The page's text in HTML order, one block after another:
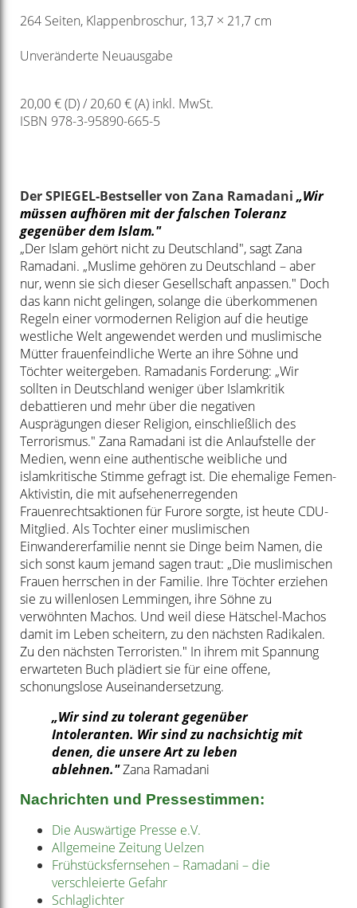
264 Seiten, Klappenbroschur, 13,7 × 21,7 cm
Unveränderte Neuausgabe
20,00 € (D) / 20,60 € (A) inkl. MwSt.
ISBN 978-3-95890-665-5
Der SPIEGEL-Bestseller von Zana Ramadani „Wir
müssen aufhören mit der falschen Toleranz
gegenüber dem Islam."
„Der Islam gehört nicht zu Deutschland", sagt Zana
Ramadani. „Muslime gehören zu Deutschland – aber
nur, wenn sie sich dieser Gesellschaft anpassen." Doch
das kann nicht gelingen, solange die überkommenen
Regeln einer vormodernen Religion auf die heutige
westliche Welt angewendet werden und muslimische
Mütter frauenfeindliche Werte an ihre Söhne und
Töchter weitergeben. Ramadanis Forderung: „Wir
sollten in Deutschland weniger über Islamkritik
debattieren und mehr über die negativen
Ausprägungen dieser Religion, einschließlich des
Terrorismus." Zana Ramadani ist die Anlaufstelle der
Medien, wenn eine authentische weibliche und
islamkritische Stimme gefragt ist. Die ehemalige Femen-
Aktivistin, die mit aufsehenerregenden
Frauenrechtsaktionen für Furore sorgte, ist heute CDU-
Mitglied. Als Tochter einer muslimischen
Einwandererfamilie nennt sie Dinge beim Namen, die
sich sonst kaum jemand sagen traut: „Die muslimischen
Frauen herrschen in der Familie. Ihre Töchter erziehen
sie zu willenlosen Lemmingen, ihre Söhne zu
verwöhnten Machos. Und weil diese Hätschel-Machos
damit im Leben scheitern, zu den nächsten Radikalen.
Zu den nächsten Terroristen." In ihrem mit Spannung
erwarteten Buch plädiert sie für eine offene,
schonungslose Auseinandersetzung.
„Wir sind zu tolerant gegenüber
Intoleranten. Wir sind zu nachsichtig mit
denen, die unsere Art zu leben
ablehnen."Zana Ramadani
Nachrichten und Pressestimmen:
Die Auswärtige Presse e.V.
Allgemeine Zeitung Uelzen
Frühstücksfernsehen – Ramadani – die
verschleierte Gefahr
Schlaglichter